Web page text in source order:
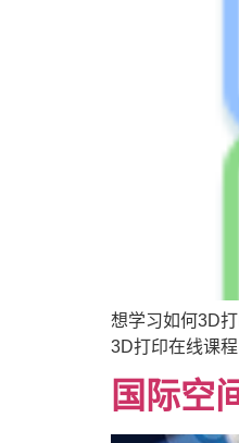
想学习如何3D
3D打印在线课
国际空